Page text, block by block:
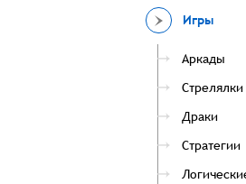
Игры
Аркады
Стрелялки
Драки
Стратегии